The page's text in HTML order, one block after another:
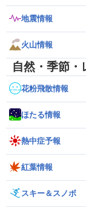
地震情報
火山情報
自然・季節・
花粉飛散情報
ほたる情報
熱中症予報
紅葉情報
スキー＆スノボ